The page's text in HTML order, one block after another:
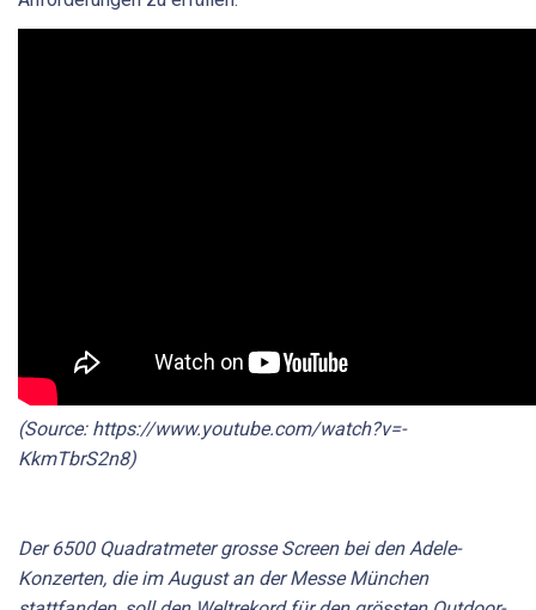
(Source: https://www.youtube.com/watch?v=-
KkmTbrS2n8)
Der 6500 Quadratmeter grosse Screen bei den Adele-
Konzerten, die im August an der Messe München